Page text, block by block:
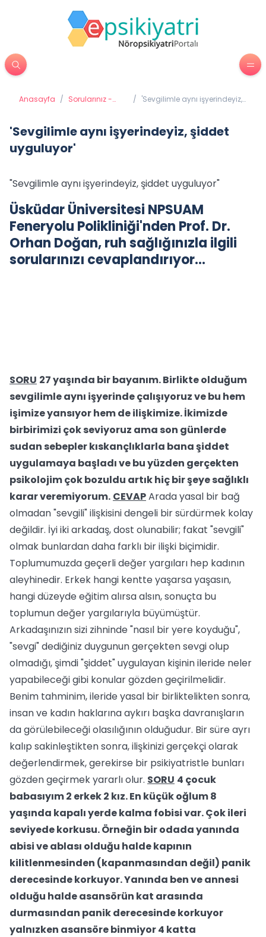
Anasayfa / Sorularınız -
/ 'Sevgilimle aynı işyerindeyiz,
'Sevgilimle aynı işyerindeyiz, şiddet
uyguluyor'
"Sevgilimle aynı işyerindeyiz, şiddet uyguluyor"
Üsküdar Üniversitesi NPSUAM
Feneryolu Polikliniği'nden Prof. Dr.
Orhan Doğan, ruh sağlığınızla ilgili
sorularınızı cevaplandırıyor…
SORU 27 yaşında bir bayanım. Birlikte olduğum
sevgilimle aynı işyerinde çalışıyoruz ve bu hem
işimize yansıyor hem de ilişkimize. İkimizde
birbirimizi çok seviyoruz ama son günlerde
sudan sebepler kıskançlıklarla bana şiddet
uygulamaya başladı ve bu yüzden gerçekten
psikolojim çok bozuldu artık hiç bir şeye sağlıklı
karar veremiyorum. CEVAPArada yasal bir bağ
olmadan "sevgili" ilişkisini dengeli bir sürdürmek kolay
değildir. İyi iki arkadaş, dost olunabilir; fakat "sevgili"
olmak bunlardan daha farklı bir ilişki biçimidir.
Toplumumuzda geçerli değer yargıları hep kadının
aleyhinedir. Erkek hangi kentte yaşarsa yaşasın,
hangi düzeyde eğitim alırsa alsın, sonuçta bu
toplumun değer yargılarıyla büyümüştür.
Arkadaşınızın sizi zihninde "nasıl bir yere koyduğu",
"sevgi" dediğiniz duygunun gerçekten sevgi olup
olmadığı, şimdi "şiddet" uygulayan kişinin ileride neler
yapabileceği gibi konular gözden geçirilmelidir.
Benim tahminim, ileride yasal bir birliktelikten sonra,
insan ve kadın haklarına aykırı başka davranışların
da görülebileceği olasılığının olduğudur. Bir süre ayrı
kalıp sakinleştikten sonra, ilişkinizi gerçekçi olarak
değerlendirmek, gerekirse bir psikiyatristle bunları
gözden geçirmek yararlı olur. SORU 4 çocuk
babasıyım 2 erkek 2 kız. En küçük oğlum 8
yaşında kapalı yerde kalma fobisi var. Çok ileri
seviyede korkusu. Örneğin bir odada yanında
abisi ve ablası olduğu halde kapının
kilitlenmesinden (kapanmasından değil) panik
derecesinde korkuyor. Yanında ben ve annesi
olduğu halde asansörün kat arasında
durmasından panik derecesinde korkuyor
yalnızken asansöre binmiyor 4 katta